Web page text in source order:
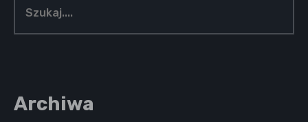
Archiwa